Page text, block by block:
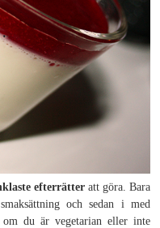
efterrätteratt göra. Bara
och sedan i med
om du är vegetarian eller inte